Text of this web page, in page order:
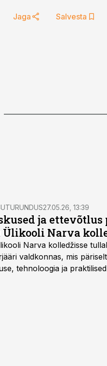
Jaga Salvesta
27.05.26, 13:39
ja
Narva
Narva kolledžisse
valdkonnas, mis
tehnoloogia ja